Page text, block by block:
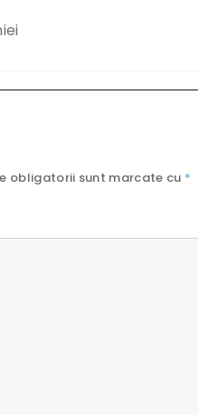
obligatorii sunt marcate cu *